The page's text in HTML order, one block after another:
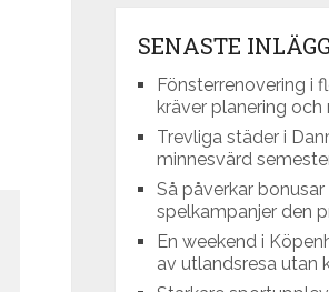
SENASTE
Fönsterrenovering i
kräver planering
Trevliga städer i
minnesvärd
Så påverkar bonusar
spelkampanjer den
En weekend i
av utlandsresa utan